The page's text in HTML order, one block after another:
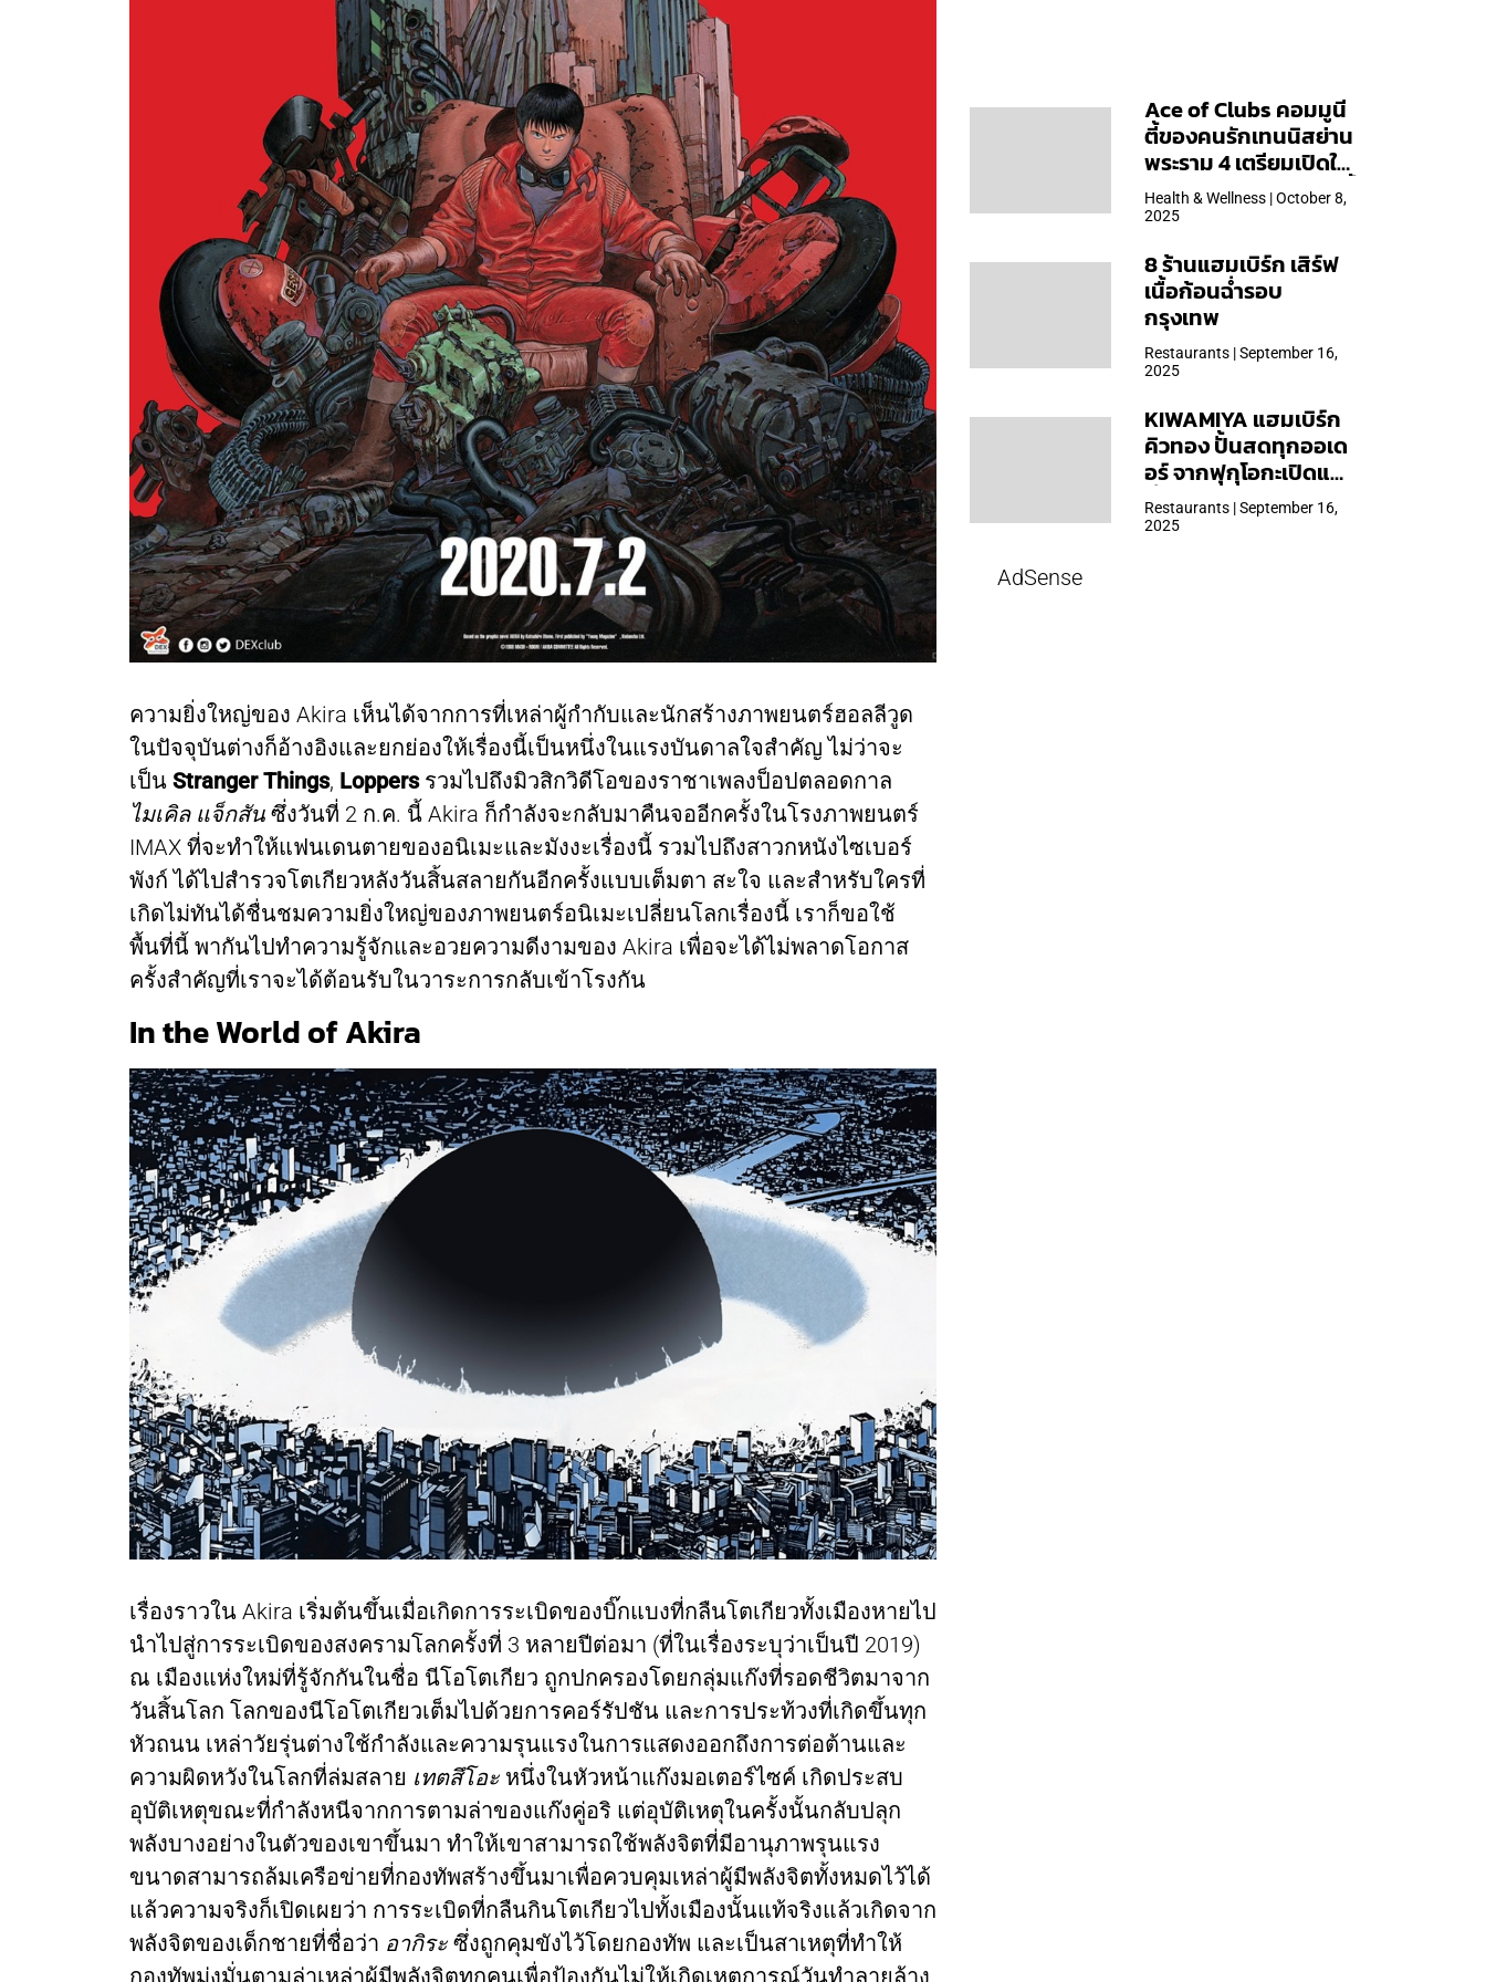
ความยิ่งใหญ่ของ Akira เห็นได้จากการที่เหล่าผู้กำกับและนักสร้างภาพยนตร์ฮอลลีวูด
ในปัจจุบันต่างก็อ้างอิงและยกย่องให้เรื่องนี้เป็นหนึ่งในแรงบันดาลใจสำคัญ ไม่ว่าจะ
เป็น Stranger Things, Loppersรวมไปถึงมิวสิกวิดีโอของราชาเพลงป็อปตลอดกาล
ไมเคิล แจ็กสัน ซึ่งวันที่ 2 ก.ค. นี้ Akira ก็กำลังจะกลับมาคืนจออีกครั้งในโรงภาพยนตร์
IMAX ที่จะทำให้แฟนเดนตายของอนิเมะและมังงะเรื่องนี้ รวมไปถึงสาวกหนังไซเบอร์
พังก์ ได้ไปสำรวจโตเกียวหลังวันสิ้นสลายกันอีกครั้งแบบเต็มตา สะใจ และสำหรับใครที่
เกิดไม่ทันได้ชื่นชมความยิ่งใหญ่ของภาพยนตร์อนิเมะเปลี่ยนโลกเรื่องนี้ เราก็ขอใช้
พื้นที่นี้ พากันไปทำความรู้จักและอวยความดีงามของ Akira เพื่อจะได้ไม่พลาดโอกาส
ครั้งสำคัญที่เราจะได้ต้อนรับในวาระการกลับเข้าโรงกัน
In the World of Akira
เรื่องราวใน Akira เริ่มต้นขึ้นเมื่อเกิดการระเบิดของบิ๊กแบงที่กลืนโตเกียวทั้งเมืองหายไป
นำไปสู่การระเบิดของสงครามโลกครั้งที่ 3 หลายปีต่อมา (ที่ในเรื่องระบุว่าเป็นปี 2019)
ณ เมืองแห่งใหม่ที่รู้จักกันในชื่อ นีโอโตเกียว ถูกปกครองโดยกลุ่มแก๊งที่รอดชีวิตมาจาก
วันสิ้นโลก โลกของนีโอโตเกียวเต็มไปด้วยการคอร์รัปชัน และการประท้วงที่เกิดขึ้นทุก
หัวถนน เหล่าวัยรุ่นต่างใช้กำลังและความรุนแรงในการแสดงออกถึงการต่อต้านและ
ความผิดหวังในโลกที่ล่มสลาย เทตสึโอะ หนึ่งในหัวหน้าแก๊งมอเตอร์ไซค์ เกิดประสบ
อุบัติเหตุขณะที่กำลังหนีจากการตามล่าของแก๊งคู่อริ แต่อุบัติเหตุในครั้งนั้นกลับปลุก
พลังบางอย่างในตัวของเขาขึ้นมา ทำให้เขาสามารถใช้พลังจิตที่มีอานุภาพรุนแรง
ขนาดสามารถล้มเครือข่ายที่กองทัพสร้างขึ้นมาเพื่อควบคุมเหล่าผู้มีพลังจิตทั้งหมดไว้ได้
แล้วความจริงก็เปิดเผยว่า การระเบิดที่กลืนกินโตเกียวไปทั้งเมืองนั้นแท้จริงแล้วเกิดจาก
พลังจิตของเด็กชายที่ชื่อว่า อากิระ ซึ่งถูกคุมขังไว้โดยกองทัพ และเป็นสาเหตุที่ทำให้
กองทัพมุ่งมั่นตามล่าเหล่าผู้มีพลังจิตทุกคนเพื่อป้องกันไม่ให้เกิดเหตุการณ์วันทำลายล้าง
Ace of Clubs คอมมูนี
ตี้ของคนรักเทนนิสย่าน
พระราม 4 เตรียมเปิดให้
บริการวันแรก 19 ต.ค. นี้
Health & Wellness | October 8,
2025
8 ร้านแฮมเบิร์ก เสิร์ฟ
เนื้อก้อนฉ่ำรอบ
กรุงเทพ
Restaurants | September 16,
2025
KIWAMIYA แฮมเบิร์ก
คิวทอง ปั้นสดทุกออเด
อร์ จากฟุกุโอกะเปิดแล้ว
ที่ Central Park
Restaurants | September 16,
2025
AdSense